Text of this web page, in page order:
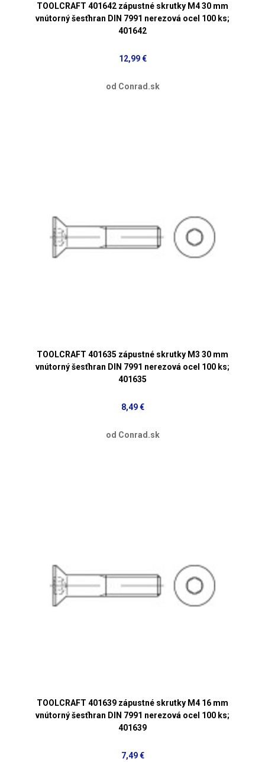
TOOLCRAFT 401642 zápustné skrutky M4 30 mm
vnútorný šesťhran DIN 7991 nerezová ocel 100 ks;
401642
12,99 €
od Conrad.sk
TOOLCRAFT 401635 zápustné skrutky M3 30 mm
vnútorný šesťhran DIN 7991 nerezová ocel 100 ks;
401635
8,49 €
od Conrad.sk
TOOLCRAFT 401639 zápustné skrutky M4 16 mm
vnútorný šesťhran DIN 7991 nerezová ocel 100 ks;
401639
7,49 €